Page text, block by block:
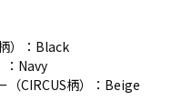
）：Black
Navy
（CIRCUS柄）：Beige